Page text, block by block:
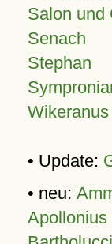
Salon und
Senach
Stephan
Wikeranus
• Update:
• neu:
Apollonius